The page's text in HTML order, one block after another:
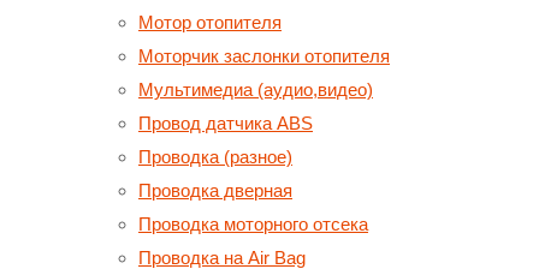
Мотор отопителя
Моторчик заслонки отопителя
Мультимедиа (аудио,видео)
Провод датчика ABS
Проводка (разное)
Проводка дверная
Проводка моторного отсека
Проводка на Air Bag